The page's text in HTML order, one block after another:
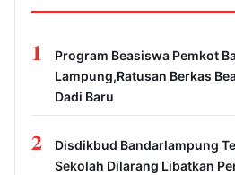
1
Program Beasiswa Pemkot
Lampung,Ratusan Berkas
Dadi Baru
2
Disdikbud Bandarlampung
Sekolah Dilarang Libatkan